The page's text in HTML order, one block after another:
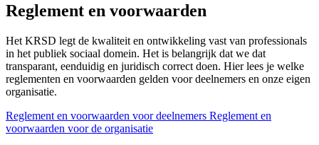
Reglement en voorwaarden
Het KRSD legt de kwaliteit en ontwikkeling vast van professionals
in het publiek sociaal domein. Het is belangrijk dat we dat
transparant, eenduidig en juridisch correct doen. Hier lees je welke
reglementen en voorwaarden gelden voor deelnemers en onze eigen
organisatie.
Reglement en voorwaarden voor deelnemers Reglement en
voorwaarden voor de organisatie